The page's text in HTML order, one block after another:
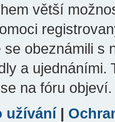
větší
se obeznámili s
a ujednáními.
na fóru objeví.
užívání|